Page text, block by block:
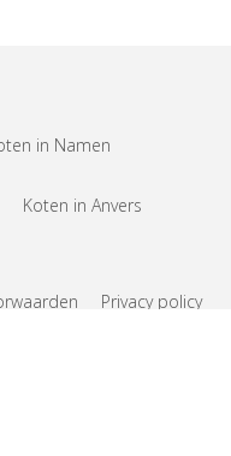
in Namen
Koten in Anvers
Privacy policy